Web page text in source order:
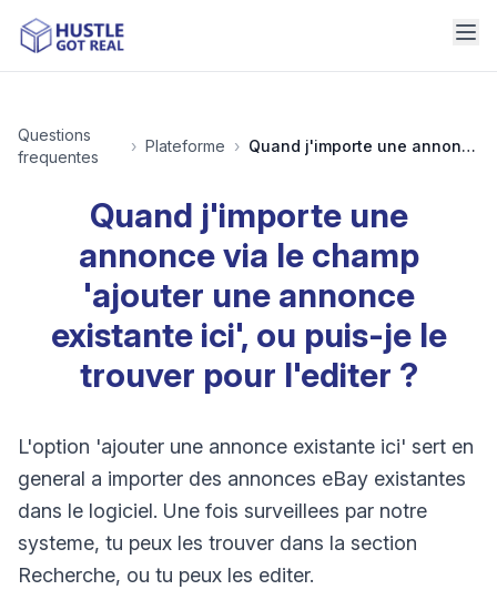
Questions
frequentes
› Plateforme › Quand j'importe une annonce via le champ 'ajouter une annonce existante ici', ou puis-je le trouver pour l'editer ?
Quand j'importe une
annonce via le champ
'ajouter une annonce
existante ici', ou puis-je le
trouver pour l'editer ?
L'option 'ajouter une annonce existante ici' sert en
general a importer des annonces eBay existantes
dans le logiciel. Une fois surveillees par notre
systeme, tu peux les trouver dans la section
Recherche, ou tu peux les editer.